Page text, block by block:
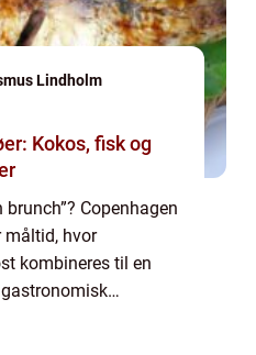
Lindholm
Kokos, fisk og
Copenhagen
måltid, hvor
kombineres til en